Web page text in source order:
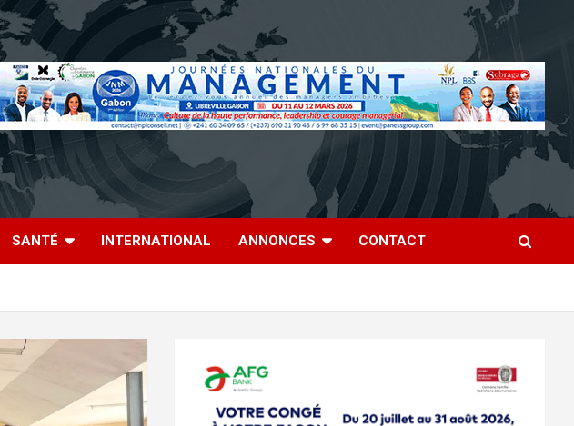
SANTÉ INTERNATIONAL ANNONCES CONTACT